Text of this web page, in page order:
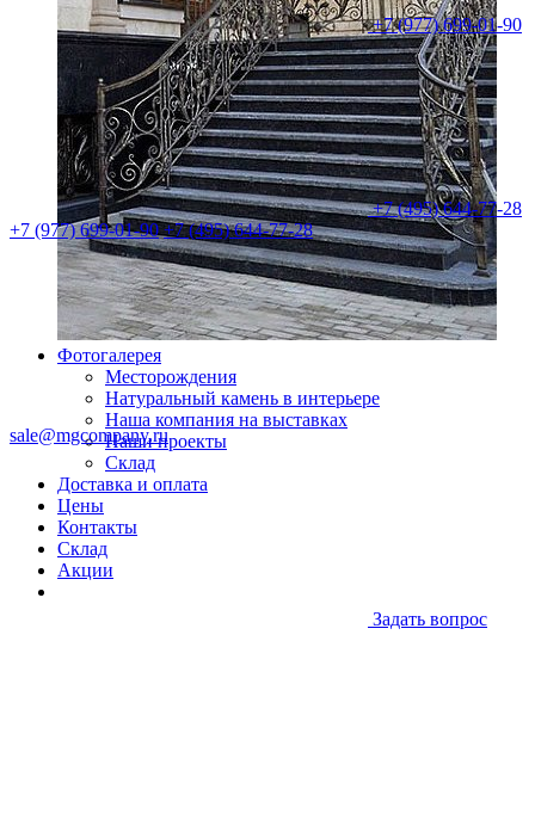
Фотогалерея
Месторождения
Натуральный камень в интерьере
Наша компания на выставках
Наши проекты
Склад
Доставка и оплата
Цены
Контакты
Склад
Акции
+7 (977) 699-01-90
+7 (495) 644-77-28
+7 (977) 699-01-90 +7 (495) 644-77-28
sale@mgcompany.ru
Задать вопрос